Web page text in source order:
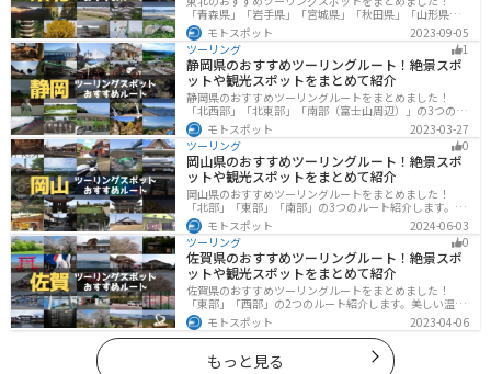
「青森県」「岩手県」「宮城県」「秋田県」「山形県」
「福島県」の各県の観光地紹介します。自然豊かな山々
や湖、温泉地が点在し、四季折々の景色を楽しめるスポ
ットが多数あります。バイクで東北にツーリングに行く
際は参考にしてください。
モトスポット
2023-09-05
ツーリング
1
静岡県のおすすめツーリングルート！絶景スポ
ットや観光スポットをまとめて紹介
静岡県のおすすめツーリングルートをまとめました！
「北西部」「北東部」「南部（富士山周辺）」の3つのル
ート紹介します。富士山を中心に自然豊かな景色や食事
を楽しめるスポットが多数あります。バイクで静岡県に
ツーリングに行く際は参考にしてください。
モトスポット
2023-03-27
ツーリング
0
岡山県のおすすめツーリングルート！絶景スポ
ットや観光スポットをまとめて紹介
岡山県のおすすめツーリングルートをまとめました！
「北部」「東部」「南部」の3つのルート紹介します。岡
山市や倉敷市など、歴史ある街並みも魅力的で、バイク
ツーリングに最適なスポットが多数あります。バイクで
岡山県にツーリングに行く際は参考にしてください。
モトスポット
2024-06-03
ツーリング
0
佐賀県のおすすめツーリングルート！絶景スポ
ットや観光スポットをまとめて紹介
佐賀県のおすすめツーリングルートをまとめました！
「東部」「西部」の2つのルート紹介します。美しい温泉
地や古墳群、歴史ある城や神社仏閣など、バイクツーリ
ングに適したスポットが多数存在し、様々な楽しみ方が
できます。バイクで佐賀県にツーリングに行く際は参考
にしてください。
モトスポット 2023-04-06
もっと見る